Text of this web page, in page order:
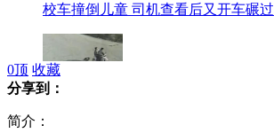
校车撞倒儿童 司机查看后又开车碾过
0顶 收藏
分享到：
简介：